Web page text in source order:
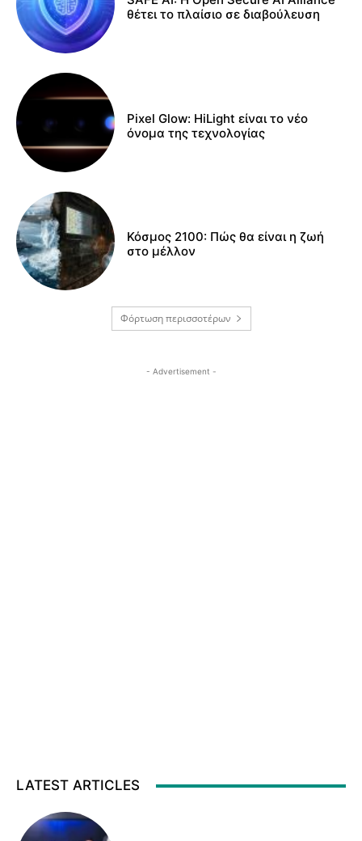
θέτει το πλαίσιο σε διαβούλευση
Pixel Glow: HiLight είναι το νέο
όνομα της τεχνολογίας
Κόσμος 2100: Πώς θα είναι η ζωή
στο μέλλον
Φόρτωση περισσοτέρων
- Advertisement -
LATEST ARTICLES